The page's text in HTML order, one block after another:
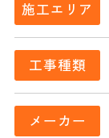
施工エリア
工事種類
メーカー